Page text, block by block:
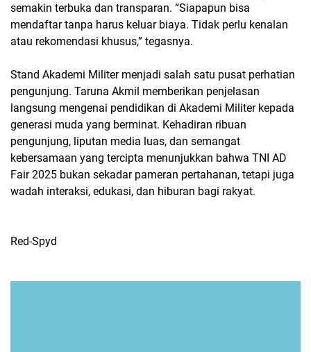
semakin terbuka dan transparan. “Siapapun bisa
mendaftar tanpa harus keluar biaya. Tidak perlu kenalan
atau rekomendasi khusus,” tegasnya.
Stand Akademi Militer menjadi salah satu pusat perhatian
pengunjung. Taruna Akmil memberikan penjelasan
langsung mengenai pendidikan di Akademi Militer kepada
generasi muda yang berminat. Kehadiran ribuan
pengunjung, liputan media luas, dan semangat
kebersamaan yang tercipta menunjukkan bahwa TNI AD
Fair 2025 bukan sekadar pameran pertahanan, tetapi juga
wadah interaksi, edukasi, dan hiburan bagi rakyat.
Red-Spyd